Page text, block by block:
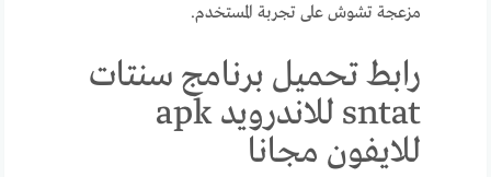
مزعجة تشوش على تجربة المستخدم.
رابط تحميل برنامج سنتات
sntat للاندرويد apk
للايفون مجانا